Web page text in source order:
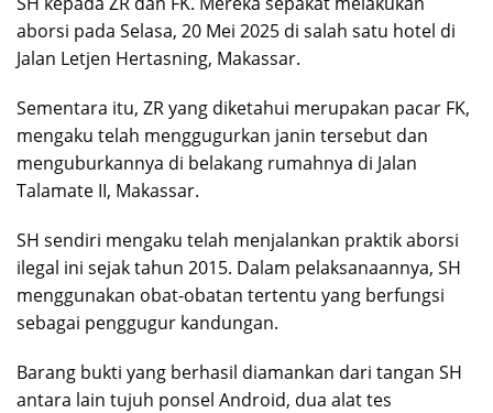
aborsi pada Selasa, 20 Mei 2025 di salah satu hotel di
Jalan Letjen Hertasning, Makassar.
Sementara itu, ZR yang diketahui merupakan pacar FK,
mengaku telah menggugurkan janin tersebut dan
menguburkannya di belakang rumahnya di Jalan
Talamate II, Makassar.
SH sendiri mengaku telah menjalankan praktik aborsi
ilegal ini sejak tahun 2015. Dalam pelaksanaannya, SH
menggunakan obat-obatan tertentu yang berfungsi
sebagai penggugur kandungan.
Barang bukti yang berhasil diamankan dari tangan SH
antara lain tujuh ponsel Android, dua alat tes